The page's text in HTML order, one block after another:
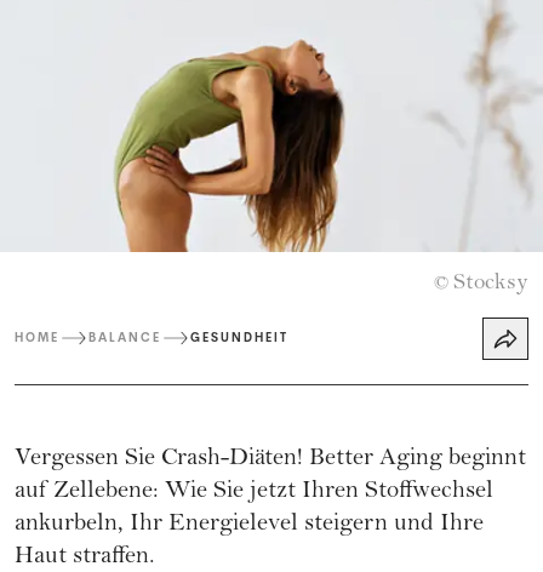
© Stocksy
HOME BALANCE GESUNDHEIT
Vergessen Sie Crash-Diäten! Better Aging beginnt
auf Zellebene: Wie Sie jetzt Ihren Stoffwechsel
ankurbeln, Ihr Energielevel steigern und Ihre
Haut straffen.